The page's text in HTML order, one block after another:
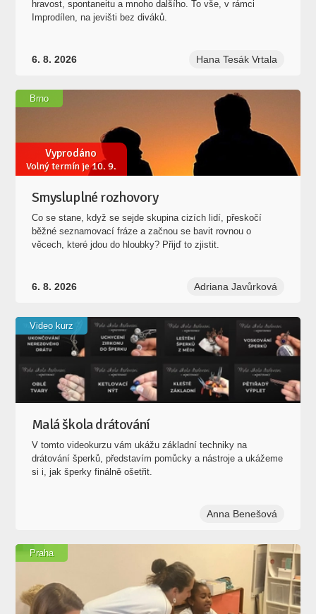
hravost, spontaneitu a mnoho dalšího. To vše, v rámci
Improdílen, na jevišti bez diváků.
6. 8. 2026 Hana Tesák Vrtala
Vyprodáno
Volný termín je 10. 9.
Smysluplné rozhovory
Co se stane, když se sejde skupina cizích lidí, přeskočí
běžné seznamovací fráze a začnou se bavit rovnou o
věcech, které jdou do hloubky? Přijď to zjistit.
6. 8. 2026 Adriana Javůrková
Brno
Malá škola drátování
V tomto videokurzu vám ukážu základní techniky na
drátování šperků, představím pomůcky a nástroje a ukážeme
si i, jak šperky finálně ošetřit.
Anna Benešová
Video kurz
Praha